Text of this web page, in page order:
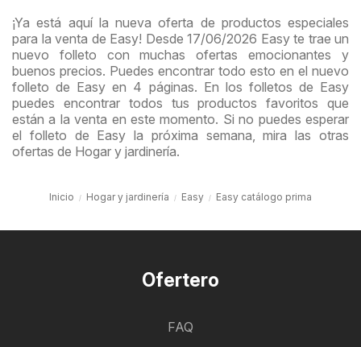
¡Ya está aquí la nueva oferta de productos especiales
para la venta de Easy! Desde 17/06/2026 Easy te trae un
nuevo folleto con muchas ofertas emocionantes y
buenos precios. Puedes encontrar todo esto en el nuevo
folleto de Easy en 4 páginas. En los folletos de Easy
puedes encontrar todos tus productos favoritos que
están a la venta en este momento. Si no puedes esperar
el folleto de Easy la próxima semana, mira las otras
ofertas de Hogar y jardinería.
Inicio Hogar y jardinería Easy Easy catálogo prima
Ofertero
FAQ